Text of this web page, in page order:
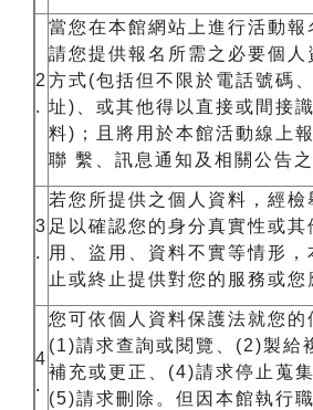
2
.
當您在本館網站上進行活動報
請您提供報名所需之必要個人
方式(包括但不限於電話號碼、
址)
、或其他得以直接或間接
料) ；且將用於本館活動線上
聯 繫、訊息通知及相關公告之
3
.
若您所提供之個人資料，經檢
足以確認您的身分真實性或其
用、盜用、資料不實等情形，
止或終止提供對您的服務或您
4
.
您可依個人資料保護法就您的
(1)請求查詢或閱覽、 (2)製給
補充或更正、 (4)請求停止蒐
(5)請求刪除。但因本館執行